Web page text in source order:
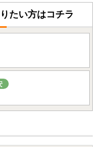
、再送はいたしかねま
、日付及び時間のご指定
承ください。
傷みなどの不具合があ
島市ふるさと納税お問
。
例申請書の受理手続きに
申請書は、手作業で開
たい方はコチラ